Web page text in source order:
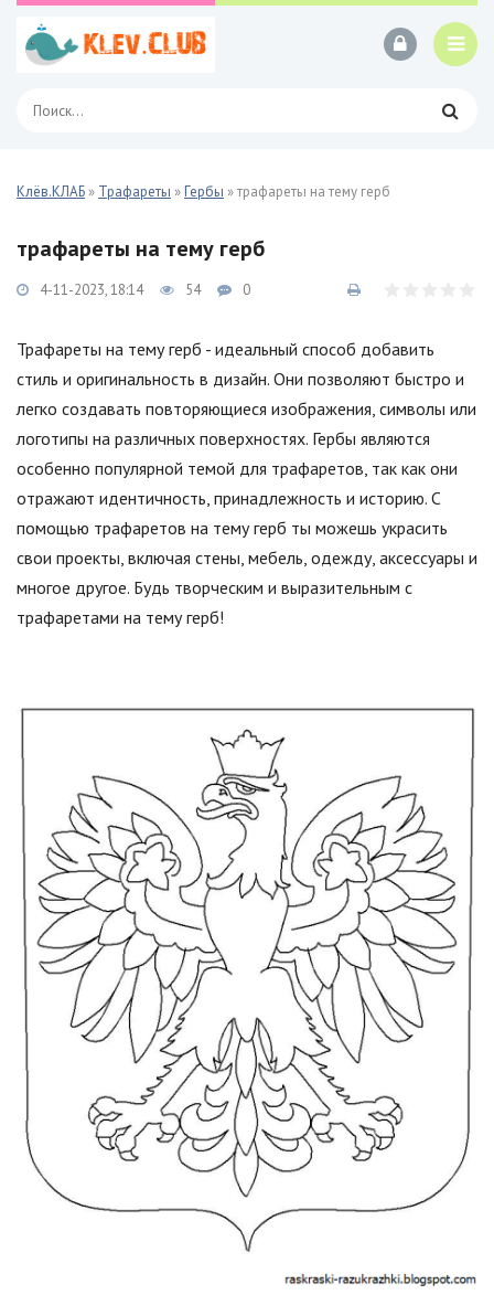
Клёв.КЛАБ » Трафареты »Гербы » трафареты на тему герб
трафареты на тему герб
4-11-2023, 18:14 54 0
Трафареты на тему герб - идеальный способ добавить
стиль и оригинальность в дизайн. Они позволяют быстро и
легко создавать повторяющиеся изображения, символы или
логотипы на различных поверхностях. Гербы являются
особенно популярной темой для трафаретов, так как они
отражают идентичность, принадлежность и историю. С
помощью трафаретов на тему герб ты можешь украсить
свои проекты, включая стены, мебель, одежду, аксессуары и
многое другое. Будь творческим и выразительным с
трафаретами на тему герб!